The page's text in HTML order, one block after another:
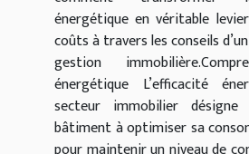
énergétique en véritable
coûts à travers les conseils
gestion
énergétique L’efficacité
secteur immobilier
bâtiment à optimiser sa